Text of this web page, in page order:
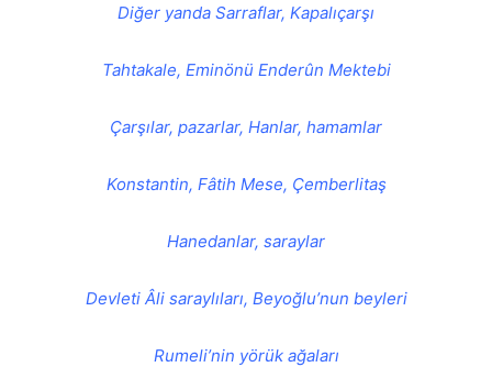
Diğer yanda Sarraflar, Kapalıçarşı
Tahtakale, Eminönü Enderûn Mektebi
Çarşılar, pazarlar, Hanlar, hamamlar
Konstantin, Fâtih Mese, Çemberlitaş
Hanedanlar, saraylar
Devleti Âli saraylıları, Beyoğlu’nun beyleri
Rumeli’nin yörük ağaları